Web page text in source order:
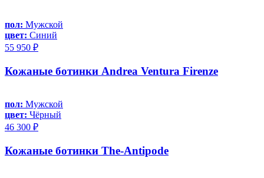
пол: Мужской
цвет: Синий
55 950 ₽
Кожаные ботинки Andrea Ventura Firenze
пол: Мужской
цвет: Чёрный
46 300 ₽
Кожаные ботинки The-Antipode